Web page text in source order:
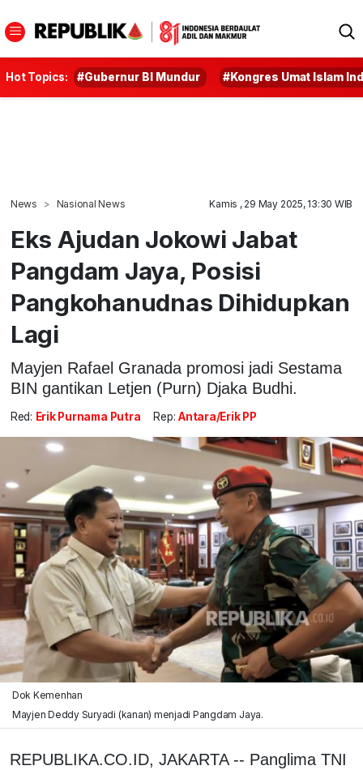
Hot Topics: #Gubernur BI Mundur #Kongres Umat Islam
News Nasional News Kamis , 29 May 2025, 13:30 WIB
Eks Ajudan Jokowi Jabat
Pangdam Jaya, Posisi
Pangkohanudnas Dihidupkan
Lagi
Mayjen Rafael Granada promosi jadi Sestama
BIN gantikan Letjen (Purn) Djaka Budhi.
Red: Erik Purnama Putra Rep: Antara/Erik PP
Dok Kemenhan
Mayjen Deddy Suryadi (kanan) menjadi Pangdam Jaya.
REPUBLIKA.CO.ID, JAKARTA -- Panglima TNI